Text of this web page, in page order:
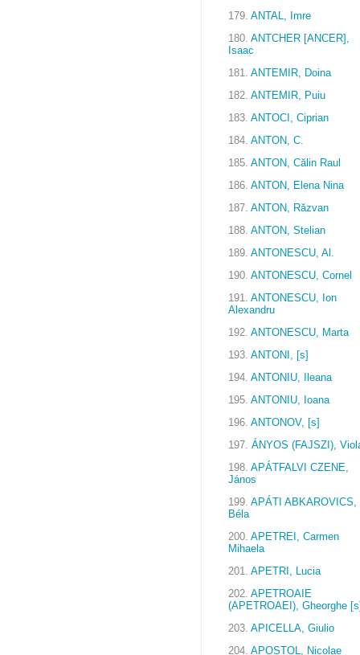
179. ANTAL, Imre
180. ANTCHER [ANCER],
Isaac
181. ANTEMIR, Doina
182. ANTEMIR, Puiu
183. ANTOCI, Ciprian
184. ANTON, C.
185. ANTON, Călin Raul
186. ANTON, Elena Nina
187. ANTON, Răzvan
188. ANTON, Stelian
189. ANTONESCU, Al.
190. ANTONESCU, Cornel
191. ANTONESCU, Ion
Alexandru
192. ANTONESCU, Marta
193. ANTONI, [s]
194. ANTONIU, Ileana
195. ANTONIU, Ioana
196. ANTONOV, [s]
197. ÁNYOS (FAJSZI),
198. APÁTFALVI CZENE,
János
199. APÁTI ABKAROVICS,
Béla
200. APETREI, Carmen
Mihaela
201. APETRI, Lucia
202. APETROAIE
(APETROAEI), Gheorghe
203. APICELLA, Giulio
204. APOSTOL, Nicolae